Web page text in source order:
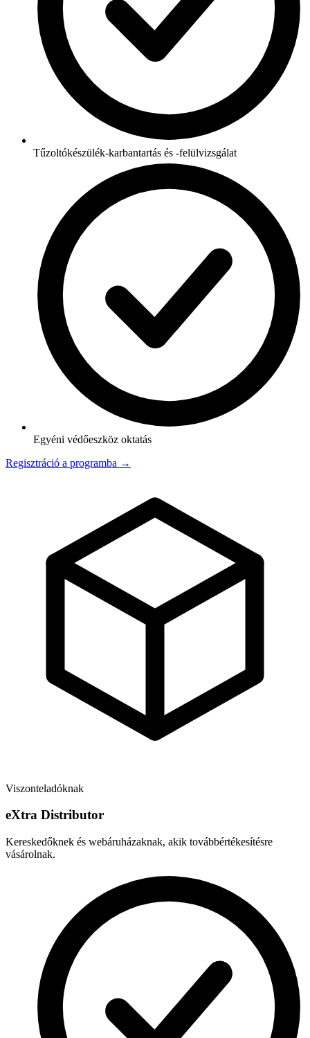
Tűzoltókészülék-karbantartás és -felülvizsgálat
Egyéni védőeszköz oktatás
Regisztráció a programba →
Viszonteladóknak
eXtra Distributor
Kereskedőknek és webáruházaknak, akik továbbértékesítésre
vásárolnak.